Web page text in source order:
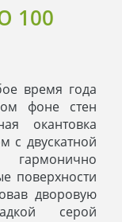
100
время года
фоне стен
окантовка
с двускатной
поверхности
дворовую
серой